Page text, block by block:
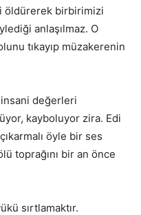
öldürerek birbirimizi
anlaşılmaz. O
tıkayıp müzakerenin
insani değerleri
kayboluyor zira. Edi
öyle bir ses
toprağını bir an önce
sırtlamaktır.